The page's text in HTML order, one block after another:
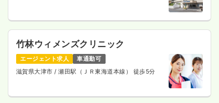
2交代（常勤）
給与 30.0 万円/月 賞与4.5ヶ月
※一例
時間 16:45～9:00（休憩45分）
気になる 詳細を見る
竹林ウィメンズクリニック
エージェント求人
車通勤可
滋賀県大津市/ 瀬田駅（ＪＲ東海道本線） 徒歩5分